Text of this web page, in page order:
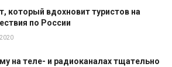
который вдохновит туристов на
по России
на теле- и радиоканалах тщательно